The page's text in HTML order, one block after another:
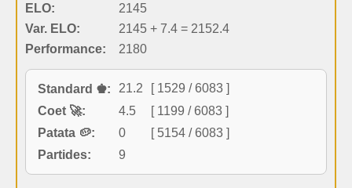
ELO:
2145
Var. ELO:
2145 + 7.4 = 2152.4
Performance:
2180
Standard ♚: 21.2
[ 1529 / 6083 ]
Coet 🚀:
4.5
[ 1199 / 6083 ]
Patata 🥔:
0
[ 5154 / 6083 ]
Partides:
9